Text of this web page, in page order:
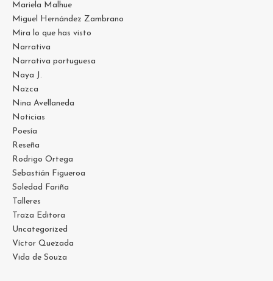
Mariela Malhue
Miguel Hernández Zambrano
Mira lo que has visto
Narrativa
Narrativa portuguesa
Naya J.
Nazca
Nina Avellaneda
Noticias
Poesía
Reseña
Rodrigo Ortega
Sebastián Figueroa
Soledad Fariña
Talleres
Traza Editora
Uncategorized
Víctor Quezada
Vida de Souza